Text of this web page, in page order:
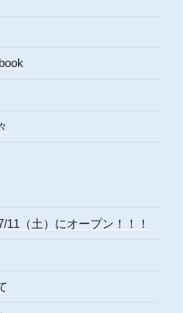
11（土）にオープン！！！